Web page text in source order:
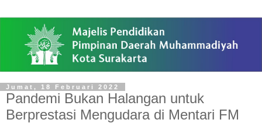
Jumat, 18 Februari 2022
Pandemi Bukan Halangan untuk
Berprestasi Mengudara di Mentari FM